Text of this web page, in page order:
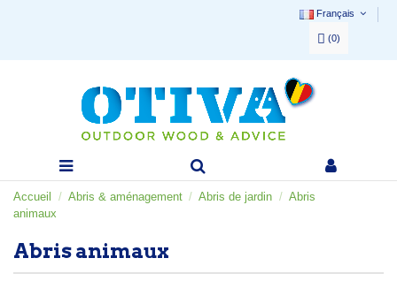
Français
(0)
Accueil Abris & aménagement Abris de jardin
Abris
animaux
Abris animaux